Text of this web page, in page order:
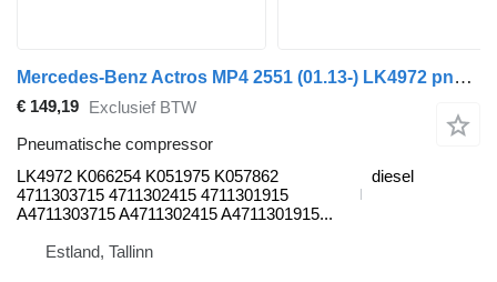
Mercedes-Benz Actros MP4 2551 (01.13-) LK4972 pneumatische compressor voor Mercedes-Benz Actros MP4 Antos Arocs (2012-) trekker
€ 149,19 Exclusief BTW
Pneumatische compressor
LK4972 K066254 K051975 K057862
4711303715 4711302415 4711301915
A4711303715 A4711302415 A4711301915...
diesel
Estland, Tallinn